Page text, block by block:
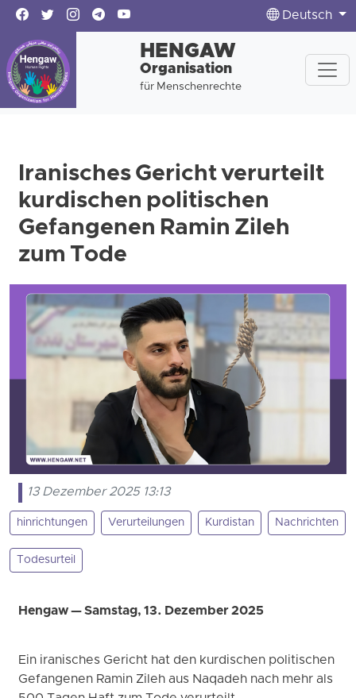
Deutsch
HENGAW
Organisation
für Menschenrechte
Iranisches Gericht verurteilt
kurdischen politischen
Gefangenen Ramin Zileh
zum Tode
13 Dezember 2025 13:13
hinrichtungen Verurteilungen Kurdistan Nachrichten
Todesurteil
Hengaw — Samstag, 13. Dezember 2025
Ein iranisches Gericht hat den kurdischen politischen
Gefangenen Ramin Zileh aus Naqadeh nach mehr als